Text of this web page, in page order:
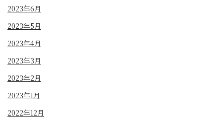
2023年6月
2023年5月
2023年4月
2023年3月
2023年2月
2023年1月
2022年12月